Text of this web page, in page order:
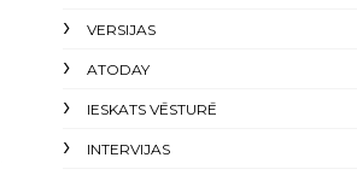
VERSIJAS
ATODAY
IESKATS VĒSTURĒ
INTERVIJAS